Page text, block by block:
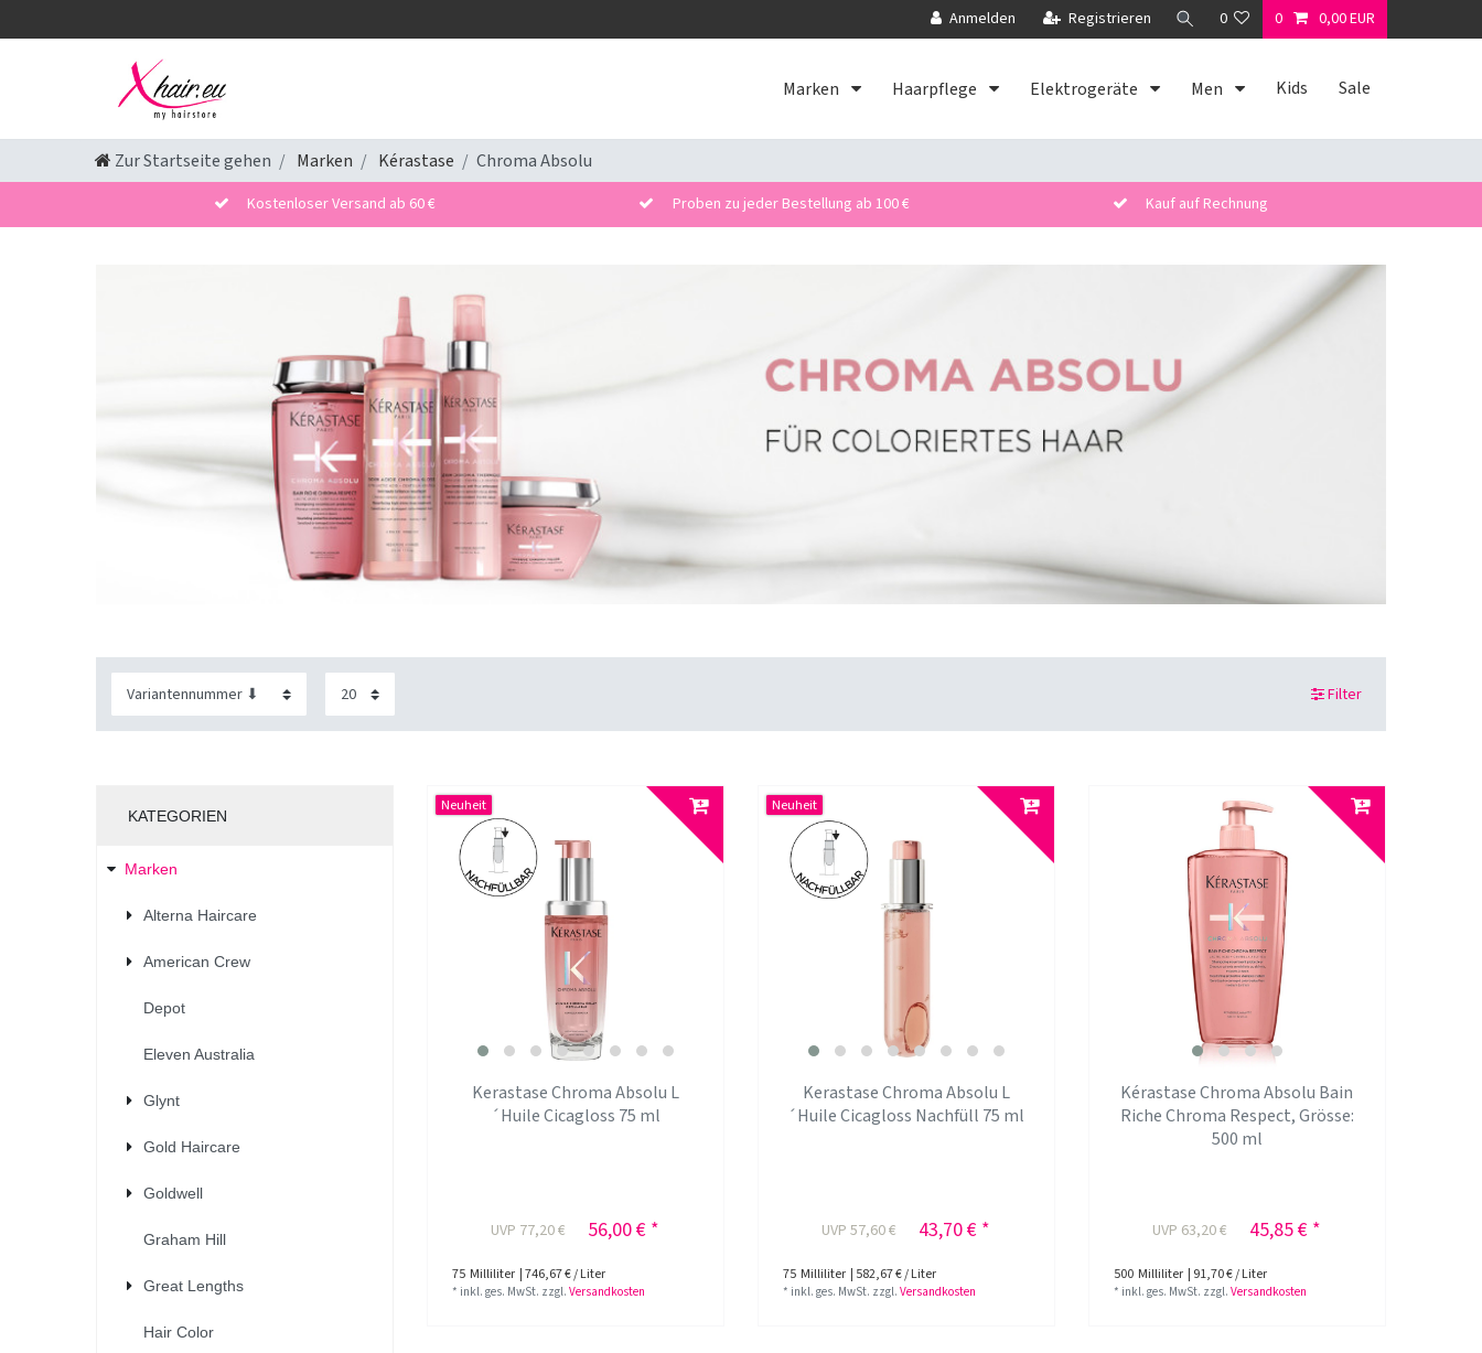
Anmelden Registrieren 0 0 0,00 EUR
Marken Haarpflege Elektrogeräte Men Kids Sale
Zur Startseite gehen Marken Kérastase Chroma Absolu
Kostenloser Versand ab 60 € Proben zu jeder Bestellung ab 100 € Kauf auf Rechnung
Filter
KATEGORIEN
Marken
Alterna Haircare
American Crew
Depot
Eleven Australia
Glynt
Gold Haircare
Goldwell
Graham Hill
Great Lengths
Hair Color
Neuheit
Kerastase Chroma Absolu L
´Huile Cicagloss 75 ml
UVP 77,20 € 56,00 € *
75 Milliliter | 746,67 € / Liter
* inkl. ges. MwSt. zzgl.Versandkosten
Neuheit
Kerastase Chroma Absolu L
´Huile Cicagloss Nachfüll 75 ml
UVP 57,60 € 43,70 € *
75 Milliliter | 582,67 € / Liter
* inkl. ges. MwSt. zzgl.Versandkosten
Kérastase Chroma Absolu Bain
Riche Chroma Respect, Grösse:
500 ml
UVP 63,20 € 45,85 € *
500 Milliliter | 91,70 € / Liter
* inkl. ges. MwSt. zzgl.Versandkosten